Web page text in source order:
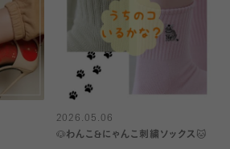
2026.05.06
🐶わんこ&にゃんこ刺繍ソックス🐱